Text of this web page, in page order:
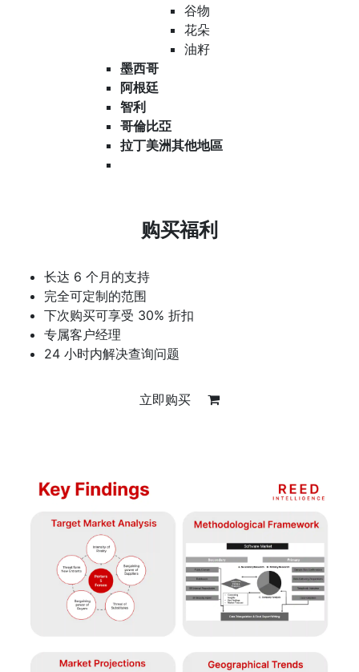
谷物
花朵
油籽
墨西哥
阿根廷
智利
哥倫比亞
拉丁美洲其他地區
购买福利
长达 6 个月的支持
完全可定制的范围
下次购买可享受 30% 折扣
专属客户经理
24 小时内解决查询问题
立即购买